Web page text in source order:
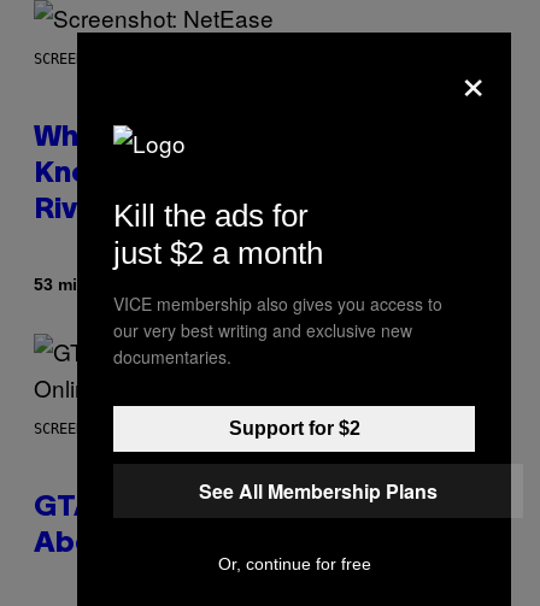
SCREENSHOT: NETEASE
Who Is The Hood? Everything To
Know About The Newest Marvel
Rivals Character
53 minutes ago
SCREENSHOT: ROCKSTAR GAMES
GTA 6 Gets Concerning Update
About GTA Online Release Date
×
Kill the ads for
just $2 a month
VICE membership also gives you access to
our very best writing and exclusive new
documentaries.
Support for $2
See All Membership Plans
Or, continue for free